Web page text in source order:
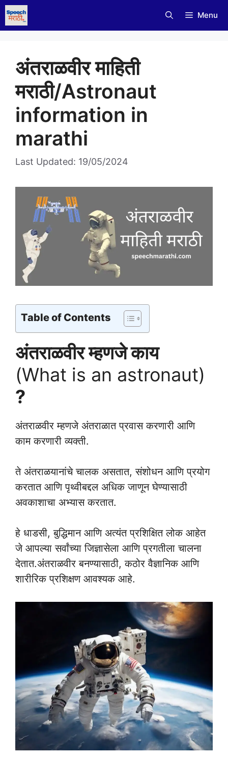
Skip
to
content
Menu
अंतराळवीर माहिती
मराठी/Astronaut
information in
marathi
Last Updated: 19/05/2024
Table of Contents
अंतराळवीर म्हणजे काय
(What is an astronaut)
?
अंतराळवीर म्हणजे अंतराळात प्रवास करणारी आणि
काम करणारी व्यक्ती.
ते अंतराळयानांचे चालक असतात, संशोधन आणि प्रयोग
करतात आणि पृथ्वीबद्दल अधिक जाणून घेण्यासाठी
अवकाशाचा अभ्यास करतात.
हे धाडसी, बुद्धिमान आणि अत्यंत प्रशिक्षित लोक आहेत
जे आपल्या सर्वांच्या जिज्ञासेला आणि प्रगतीला चालना
देतात.अंतराळवीर बनण्यासाठी, कठोर वैज्ञानिक आणि
शारीरिक प्रशिक्षण आवश्यक आहे.